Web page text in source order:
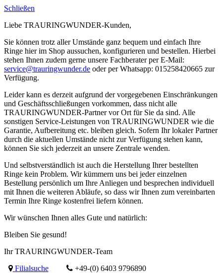
Schließen
Liebe TRAURINGWUNDER-Kunden,
Sie können trotz aller Umstände ganz bequem und einfach Ihre
Ringe hier im Shop aussuchen, konfigurieren und bestellen. Hierbei
stehen Ihnen zudem gerne unsere Fachberater per E-Mail:
service@trauringwunder.de oder per Whatsapp: 015258420665 zur
Verfügung.
Leider kann es derzeit aufgrund der vorgegebenen Einschränkungen
und Geschäftsschließungen vorkommen, dass nicht alle
TRAURINGWUNDER-Partner vor Ort für Sie da sind. Alle
sonstigen Service-Leistungen von TRAURINGWUNDER wie die
Garantie, Aufbereitung etc. bleiben gleich. Sofern Ihr lokaler Partner
durch die aktuellen Umstände nicht zur Verfügung stehen kann,
können Sie sich jederzeit an unsere Zentrale wenden.
Und selbstverständlich ist auch die Herstellung Ihrer bestellten
Ringe kein Problem. Wir kümmern uns bei jeder einzelnen
Bestellung persönlich um Ihre Anliegen und besprechen individuell
mit Ihnen die weiteren Abläufe, so dass wir Ihnen zum vereinbarten
Termin Ihre Ringe kostenfrei liefern können.
Wir wünschen Ihnen alles Gute und natürlich:
Bleiben Sie gesund!
Ihr TRAURINGWUNDER-Team
Filialsuche
+49-(0) 6403 9796890